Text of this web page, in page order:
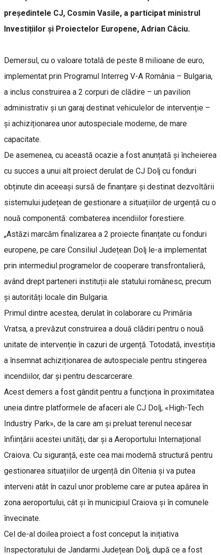
președintele CJ, Cosmin Vasile, a participat ministrul
Investițiilor și Proiectelor Europene, Adrian Câciu.
Demersul, cu o valoare totală de peste 8 milioane de euro,
implementat prin Programul Interreg V-A România – Bulgaria,
a inclus construirea a 2 corpuri de clădire – un pavilion
administrativ și un garaj destinat vehiculelor de intervenție –
și achiziționarea unor autospeciale moderne, de mare
capacitate.
De asemenea, cu această ocazie a fost anunțată și încheierea
cu succes a unui alt proiect derulat de CJ Dolj cu fonduri
obținute din aceeași sursă de finanțare și destinat dezvoltării
sistemului județean de gestionare a situațiilor de urgență cu o
nouă componentă: combaterea incendiilor forestiere.
„Astăzi marcăm finalizarea a 2 proiecte finanțate cu fonduri
europene, pe care Consiliul Județean Dolj le-a implementat
prin intermediul programelor de cooperare transfrontalieră,
având drept parteneri instituții ale statului românesc, precum
și autorități locale din Bulgaria.
Primul dintre acestea, derulat în colaborare cu Primăria
Vratsa, a prevăzut construirea a două clădiri pentru o nouă
unitate de intervenție în cazuri de urgență. Totodată, investiția
a însemnat achiziționarea de autospeciale pentru stingerea
incendiilor, dar și pentru descarcerare.
Acest demers a fost gândit pentru a funcționa în proximitatea
uneia dintre platformele de afaceri ale CJ Dolj, «High-Tech
Industry Park», de la care am și preluat terenul necesar
înființării acestei unități, dar și a Aeroportului Internațional
Craiova. Cu siguranță, este cea mai modernă structură pentru
gestionarea situațiilor de urgență din Oltenia și va putea
interveni atât în cazul unor probleme care ar putea apărea în
zona aeroportului, cât și în municipiul Craiova și în comunele
învecinate.
Cel de-al doilea proiect a fost conceput la inițiativa
Inspectoratului de Jandarmi Județean Dolj, după ce a fost